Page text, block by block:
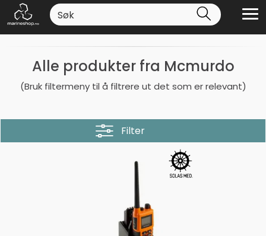
Alle produkter fra Mcmurdo
(Bruk filtermeny til å filtrere ut det som er relevant)
Filter